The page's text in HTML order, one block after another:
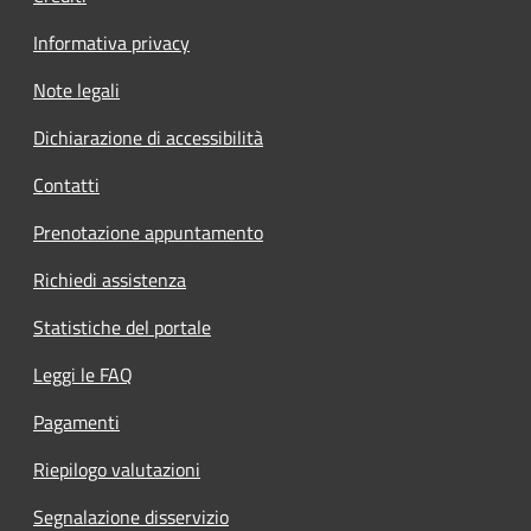
Informativa privacy
Note legali
Dichiarazione di accessibilità
Contatti
Prenotazione appuntamento
Richiedi assistenza
Statistiche del portale
Leggi le FAQ
Pagamenti
Riepilogo valutazioni
Segnalazione disservizio